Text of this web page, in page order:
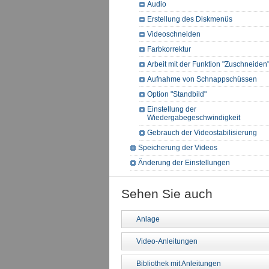
Audio
Erstellung des Diskmenüs
Videoschneiden
Farbkorrektur
Arbeit mit der Funktion "Zuschneiden"
Aufnahme von Schnappschüssen
Option "Standbild"
Einstellung der
Wiedergabegeschwindigkeit
Gebrauch der Videostabilisierung
Speicherung der Videos
Änderung der Einstellungen
Sehen Sie auch
Anlage
Video-Anleitungen
Bibliothek mit Anleitungen